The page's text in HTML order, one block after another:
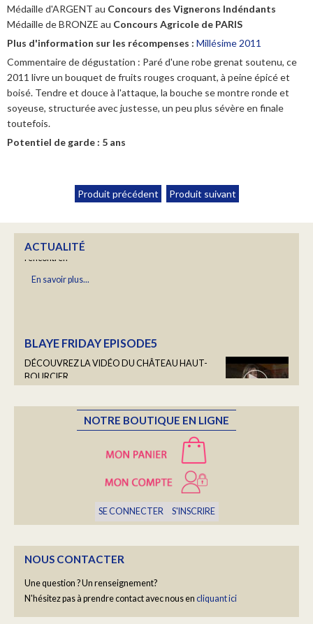
ACTUALITÉ
YOGA "RALENTIR" AVEC BARBARA COTTAVOZ
Un moment hors du temps
Retrouvez les dates des prochaines manifestations où nous
En savoir plus...
LES PORTRAITS DU HAUT BOURCIER
Une fois par semaine, nous vous ferons découvrir un
portrait de la Famille Bourcier...
Un moment hors du temps
NOTRE BOUTIQUE EN LIGNE
SE CONNECTER S'INSCRIRE
NOUS CONTACTER
Une question ? Un renseignement?
N'hésitez pas à prendre contact avec nous en cliquant ici
Médaille d'ARGENT au Concours des Vignerons Indéndants
Médaille de BRONZE au Concours Agricole de PARIS
Plus d'information sur les récompenses : Millésime 2011
Commentaire de dégustation : Paré d'une robe grenat soutenu, ce
2011 livre un bouquet de fruits rouges croquant, à peine épicé et
boisé. Tendre et douce à l'attaque, la bouche se montre ronde et
soyeuse, structurée avec justesse, un peu plus sévère en finale
toutefois.
Potentiel de garde : 5 ans
Produit précédent Produit suivant